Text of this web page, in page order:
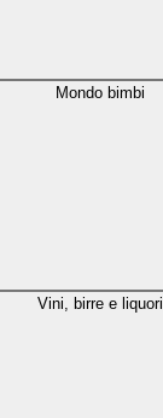
Mondo bimbi
Vini, birre e liquori